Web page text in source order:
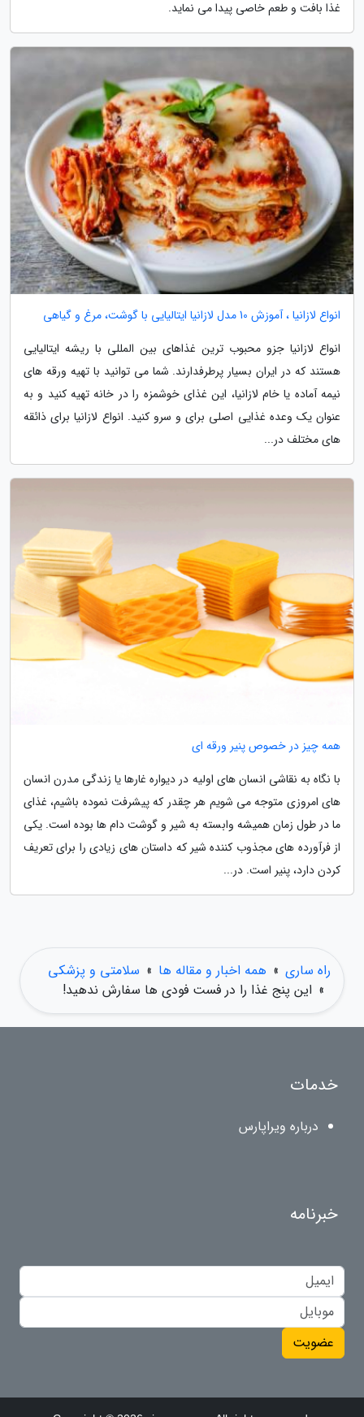
غذا بافت و طعم خاصی پیدا می نماید.
انواع لازانیا ، آموزش 10 مدل لازانیا ایتالیایی با گوشت، مرغ و گیاهی
انواع لازانیا جزو محبوب ترین غذاهای بین المللی با ریشه ایتالیایی
هستند که در ایران بسیار پرطرفدارند. شما می توانید با تهیه ورقه های
نیمه آماده یا خام لازانیا، این غذای خوشمزه را در خانه تهیه کنید و به
عنوان یک وعده غذایی اصلی برای و سرو کنید. انواع لازانیا برای ذائقه
های مختلف در...
همه چیز در خصوص پنیر ورقه ای
با نگاه به نقاشی انسان های اولیه در دیواره غارها یا زندگی مدرن انسان
های امروزی متوجه می شویم هر چقدر که پیشرفت نموده باشیم، غذای
ما در طول زمان همیشه وابسته به شیر و گوشت دام ها بوده است. یکی
از فرآورده های مجذوب کننده شیر که داستان های زیادی را برای تعریف
کردن دارد، پنیر است. در...
راه ساری » همه اخبار و مقاله ها » سلامتی و پزشکی
» این پنج غذا را در فست فودی ها سفارش ندهید!
خدمات
درباره ویراپارس
خبرنامه
عضویت